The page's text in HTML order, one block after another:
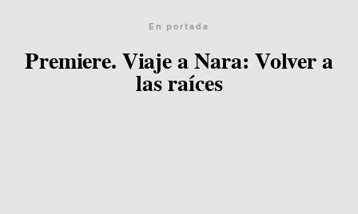
En portada
Premiere. Viaje a Nara: Volver a
las raíces